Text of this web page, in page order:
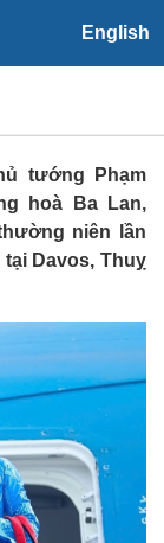
English
thức
Séc
tướng Phạm
hoà Ba Lan,
niên lần
Davos, Thuỵ